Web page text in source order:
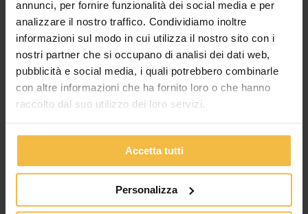
annunci, per fornire funzionalità dei social media e per
analizzare il nostro traffico. Condividiamo inoltre
informazioni sul modo in cui utilizza il nostro sito con i
nostri partner che si occupano di analisi dei dati web,
pubblicità e social media, i quali potrebbero combinarle
con altre informazioni che ha fornito loro o che hanno
raccolto dal suo utilizzo dei loro servizi.
Accetta tutti
Personalizza
IL CONSORZIO AGRARIO DI CREMONA
APPROVA IL BILANCIO 2025: CRESCE IL
FATTURATO, MIGLIORANO REDDITIVITÀ E
SOLIDITÀ PATRIMONIALE
L’Assemblea dei Soci conferma la fiducia nel percorso di
sviluppo del Consorzio. Valore della produzione a oltre 340